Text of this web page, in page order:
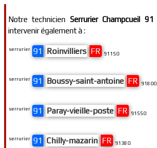
Notre technicien Serrurier Champcueil 91
intervenir également à :
serrurier 91 Chilly-mazarin FR 91380
serrurier 91 Paray-vieille-poste FR 91550
serrurier 91 Boussy-saint-antoine FR 91800
serrurier 91 Roinvilliers FR 91150